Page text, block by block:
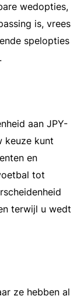
wedopties,
is, vrees
spelopties
aan JPY-
keuze kunt
en
tot
terwijl u wedt
ze hebben al